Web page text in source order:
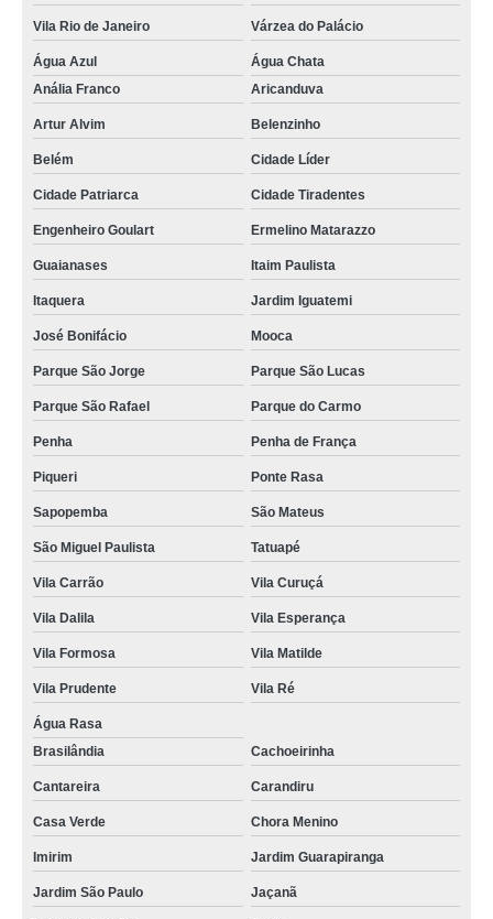
Vila Rio de Janeiro Várzea do Palácio
Água Azul
Água Chata
Anália Franco
Aricanduva
Artur Alvim Belenzinho
Belém Cidade Líder
Cidade Patriarca Cidade Tiradentes
Engenheiro Goulart Ermelino Matarazzo
Guaianases Itaim Paulista
Itaquera Jardim Iguatemi
José Bonifácio Mooca
Parque São Jorge Parque São Lucas
Parque São Rafael Parque do Carmo
Penha Penha de França
Piqueri Ponte Rasa
Sapopemba São Mateus
São Miguel Paulista Tatuapé
Vila Carrão Vila Curuçá
Vila Dalila Vila Esperança
Vila Formosa Vila Matilde
Vila Prudente Vila Ré
Água Rasa
Brasilândia
Cachoeirinha
Cantareira Carandiru
Casa Verde Chora Menino
Imirim Jardim Guarapiranga
Jardim São Paulo Jaçanã